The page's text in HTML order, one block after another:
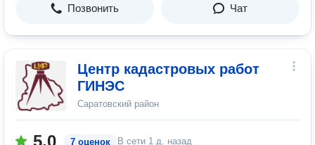
Позвонить Чат
Центр кадастровых работ
ГИНЭС
Саратовский район
5.0 7 оценок В сети 1 д. назад